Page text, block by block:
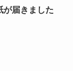
が届きました